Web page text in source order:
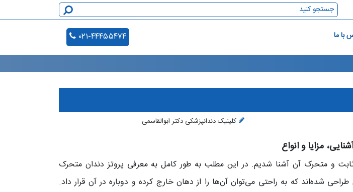
با ما ۰۲۱-۴۴۴۵۵۴۷۴
کلینیک دندانپزشکی دکتر ابوالقاسمی
مزایا و انواع
و متحرک آن آشنا شدیم. در این مطلب به طور کامل به معرفی پروتز دندان متحرک
طراحی شده‌اند که به راحتی می‌توان آن‌ها را از دهان خارج کرده و دوباره در آن قرار داد.